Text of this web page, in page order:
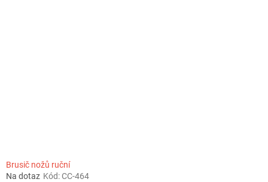
Brusič nožů ruční
Na dotaz Kód:CC-464